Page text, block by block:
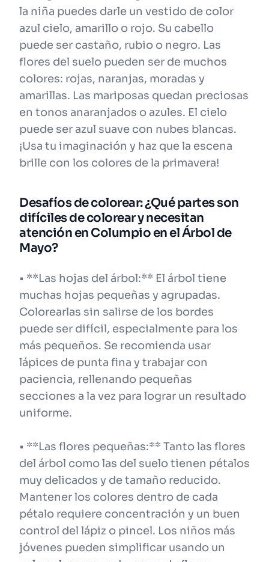
la niña puedes darle un vestido de color
azul cielo, amarillo o rojo. Su cabello
puede ser castaño, rubio o negro. Las
flores del suelo pueden ser de muchos
colores: rojas, naranjas, moradas y
amarillas. Las mariposas quedan preciosas
en tonos anaranjados o azules. El cielo
puede ser azul suave con nubes blancas.
¡Usa tu imaginación y haz que la escena
brille con los colores de la primavera!
Desafíos de colorear: ¿Qué partes son
difíciles de colorear y necesitan
atención en Columpio en el Árbol de
Mayo?
• **Las hojas del árbol:** El árbol tiene
muchas hojas pequeñas y agrupadas.
Colorearlas sin salirse de los bordes
puede ser difícil, especialmente para los
más pequeños. Se recomienda usar
lápices de punta fina y trabajar con
paciencia, rellenando pequeñas
secciones a la vez para lograr un resultado
uniforme.
• **Las flores pequeñas:** Tanto las flores
del árbol como las del suelo tienen pétalos
muy delicados y de tamaño reducido.
Mantener los colores dentro de cada
pétalo requiere concentración y un buen
control del lápiz o pincel. Los niños más
jóvenes pueden simplificar usando un